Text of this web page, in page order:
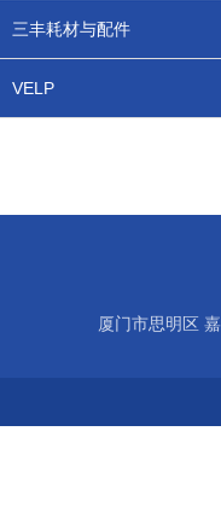
三丰耗材与配件
VELP
厦门市思明区